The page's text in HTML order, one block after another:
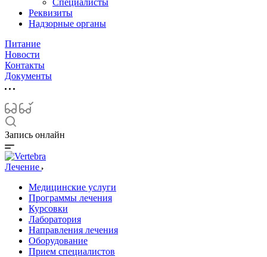
Специалисты
Реквизиты
Надзорные органы
Питание
Новости
Контакты
Документы
Запись онлайн
Лечение
Медицинские услуги
Программы лечения
Курсовки
Лаборатория
Направления лечения
Оборудование
Прием специалистов